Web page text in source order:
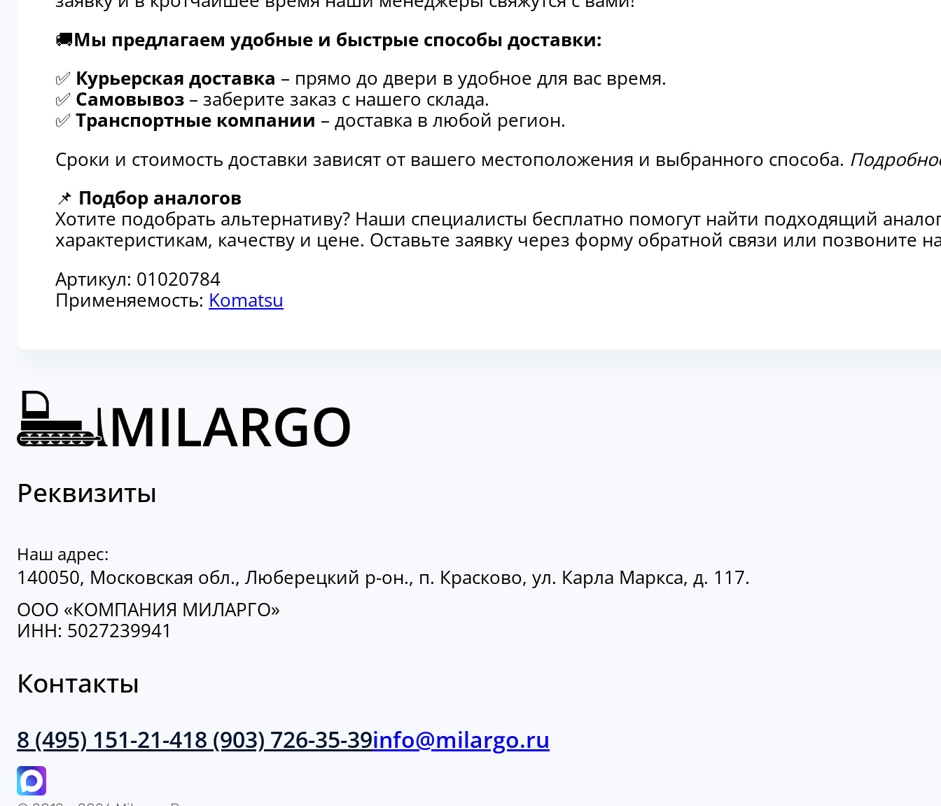
🚚Мы предлагаем удобные и быстрые способы доставки:
✅ Курьерская доставка – прямо до двери в удобное для вас время.
✅ Самовывоз – заберите заказ с нашего склада.
✅ Транспортные компании – доставка в любой регион.
Сроки и стоимость доставки зависят от вашего местоположения и выбранного способа.
📌 Подбор аналогов
Хотите подобрать альтернативу? Наши специалисты бесплатно помогут найти подходящий
характеристикам, качеству и цене. Оставьте заявку через форму обратной связи или
Артикул: 01020784
Применяемость: Komatsu
Реквизиты
Наш адрес:
140050, Московская обл., Люберецкий р-он., п. Красково, ул. Карла Маркса, д. 117.
ООО «КОМПАНИЯ МИЛАРГО»
ИНН: 5027239941
Контакты
8 (495) 151-21-418 (903) 726-35-39info@milargo.ru